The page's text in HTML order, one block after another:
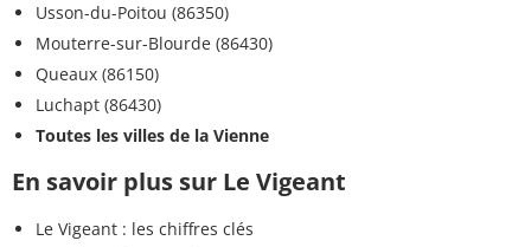
Usson-du-Poitou (86350)
Mouterre-sur-Blourde (86430)
Queaux (86150)
Luchapt (86430)
Toutes les villes de la Vienne
En savoir plus sur Le Vigeant
Le Vigeant : les chiffres clés